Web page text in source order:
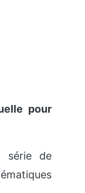
pour
série de